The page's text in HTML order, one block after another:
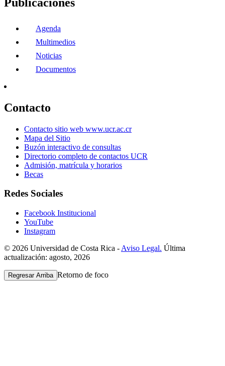
Agenda
Multimedios
Noticias
Documentos
Contacto
Contacto sitio web www.ucr.ac.cr
Mapa del Sitio
Buzón interactivo de consultas
Directorio completo de contactos UCR
Admisión, matrícula y horarios
Becas
Redes Sociales
Facebook Institucional
YouTube
Instagram
© 2026 Universidad de Costa Rica - Aviso Legal. Última
actualización: agosto, 2026
Regresar Arriba Retorno de foco